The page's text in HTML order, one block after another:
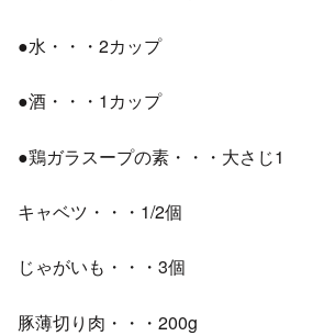
●水・・・2カップ
●酒・・・1カップ
●鶏ガラスープの素・・・大さじ1
キャベツ・・・1/2個
じゃがいも・・・3個
豚薄切り肉・・・200g